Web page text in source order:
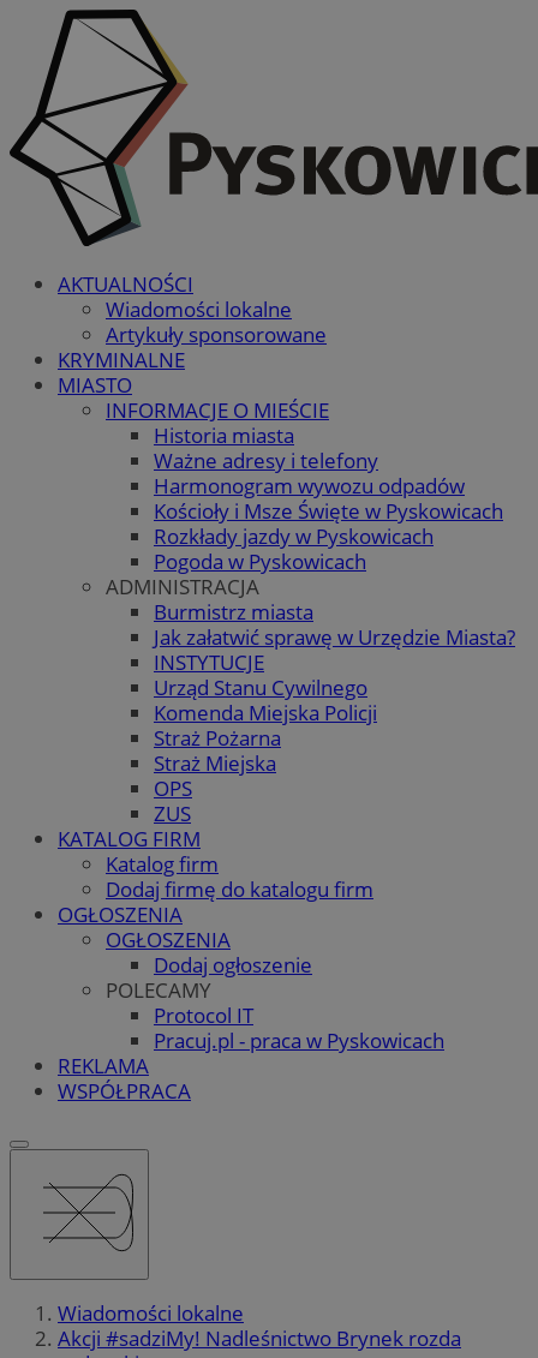
AKTUALNOŚCI
Wiadomości lokalne
Artykuły sponsorowane
KRYMINALNE
MIASTO
INFORMACJE O MIEŚCIE
Historia miasta
Ważne adresy i telefony
Harmonogram wywozu odpadów
Kościoły i Msze Święte w Pyskowicach
Rozkłady jazdy w Pyskowicach
Pogoda w Pyskowicach
ADMINISTRACJA
Burmistrz miasta
Jak załatwić sprawę w Urzędzie Miasta?
INSTYTUCJE
Urząd Stanu Cywilnego
Komenda Miejska Policji
Straż Pożarna
Straż Miejska
OPS
ZUS
KATALOG FIRM
Katalog firm
Dodaj firmę do katalogu firm
OGŁOSZENIA
OGŁOSZENIA
Dodaj ogłoszenie
POLECAMY
Protocol IT
Pracuj.pl - praca w Pyskowicach
REKLAMA
WSPÓŁPRACA
Wiadomości lokalne
Akcji #sadziMy! Nadleśnictwo Brynek rozda